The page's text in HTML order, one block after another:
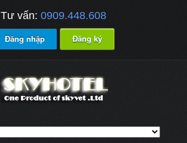
Tư vấn: 0909.448.608
Đăng nhập Đăng ký